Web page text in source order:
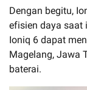
Dengan begitu,
efisien daya saat
Ioniq 6 dapat
Magelang, Jawa
baterai.